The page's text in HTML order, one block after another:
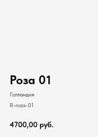
Роза 01
Голландия
R-roza-01
4700,00 руб.